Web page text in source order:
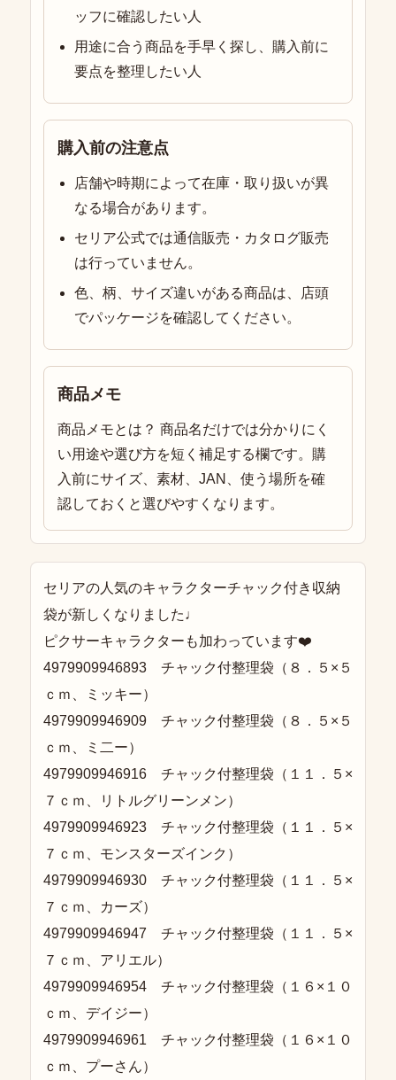
ッフに確認したい人
用途に合う商品を手早く探し、購入前に
要点を整理したい人
購入前の注意点
店舗や時期によって在庫・取り扱いが異
なる場合があります。
セリア公式では通信販売・カタログ販売
は行っていません。
色、柄、サイズ違いがある商品は、店頭
でパッケージを確認してください。
商品メモ
商品メモとは？ 商品名だけでは分かりにく
い用途や選び方を短く補足する欄です。購
入前にサイズ、素材、JAN、使う場所を確
認しておくと選びやすくなります。
セリアの人気のキャラクターチャック付き収納
袋が新しくなりました♩
ピクサーキャラクターも加わっています❤️
4979909946893 チャック付整理袋（８．５×５
ｃｍ、ミッキー）
4979909946909 チャック付整理袋（８．５×５
ｃｍ、ミ二ー）
4979909946916 チャック付整理袋（１１．５×
７ｃｍ、リトルグリーンメン）
4979909946923 チャック付整理袋（１１．５×
７ｃｍ、モンスターズインク）
4979909946930 チャック付整理袋（１１．５×
７ｃｍ、カーズ）
4979909946947 チャック付整理袋（１１．５×
７ｃｍ、アリエル）
4979909946954 チャック付整理袋（１６×１０
ｃｍ、デイジー）
4979909946961 チャック付整理袋（１６×１０
ｃｍ、プーさん）